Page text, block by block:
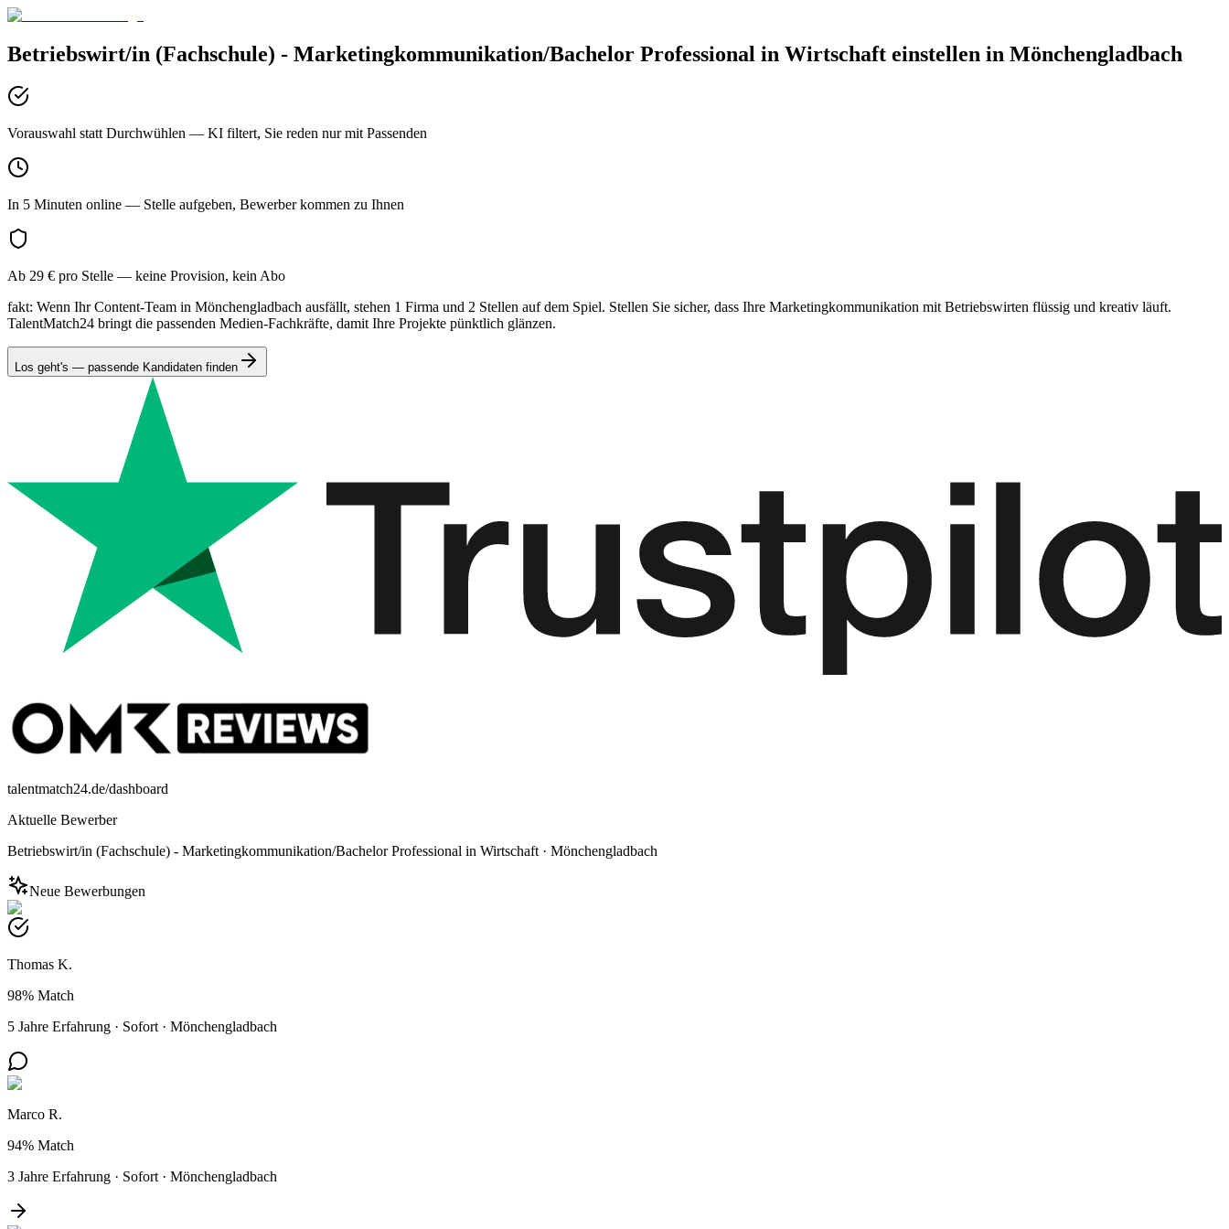
Betriebswirt/in (Fachschule) - Marketingkommunikation/Bachelor Professional in Wirtschaft einstellen in Mönchengladbach
Vorauswahl statt Durchwühlen — KI filtert, Sie reden nur mit Passenden
In 5 Minuten online — Stelle aufgeben, Bewerber kommen zu Ihnen
Ab 29 € pro Stelle — keine Provision, kein Abo
fakt: Wenn Ihr Content-Team in Mönchengladbach ausfällt, stehen 1 Firma und 2 Stellen auf dem Spiel. Stellen Sie sicher, dass Ihre Marketingkommunikation mit Betriebswirten flüssig und kreativ läuft.
TalentMatch24 bringt die passenden Medien-Fachkräfte, damit Ihre Projekte pünktlich glänzen.
Los geht's — passende Kandidaten finden
talentmatch24.de/dashboard
Aktuelle Bewerber
Betriebswirt/in (Fachschule) - Marketingkommunikation/Bachelor Professional in Wirtschaft · Mönchengladbach
Neue Bewerbungen
Thomas K.
98% Match
5 Jahre Erfahrung · Sofort · Mönchengladbach
Marco R.
94% Match
3 Jahre Erfahrung · Sofort · Mönchengladbach